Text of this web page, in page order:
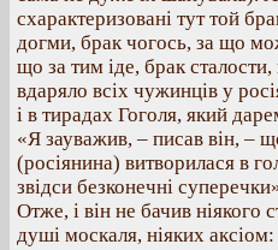
схарактеризовані тут той
догми, брак чогось, за що
що за тим іде, брак сталости,
вдаряло всіх чужинців у
і в тирадах Гоголя, який
«Я зауважив, – писав він, –
(росіянина) витворилася в
звідси безконечні
Отже, і він не бачив ніякого
душі москаля, ніяких аксіом: